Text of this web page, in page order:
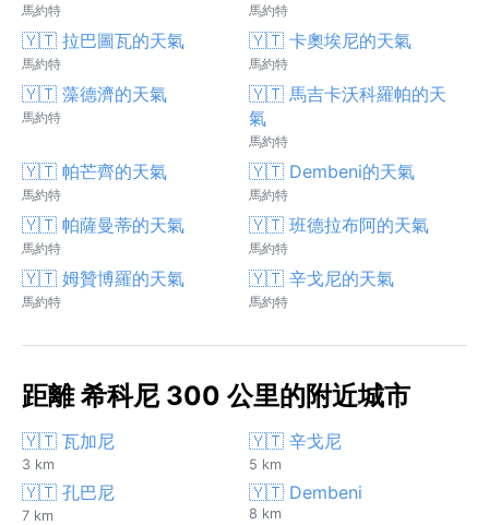
馬約特 馬約特
🇾🇹 拉巴圖瓦的天氣
馬約特
🇾🇹 卡奧埃尼的天氣
馬約特
🇾🇹 藻德濟的天氣
馬約特
🇾🇹 馬吉卡沃科羅帕的天
氣
馬約特
🇾🇹 帕芒齊的天氣
馬約特
🇾🇹 Dembeni的天氣
馬約特
🇾🇹 帕薩曼蒂的天氣
馬約特
🇾🇹 班德拉布阿的天氣
馬約特
🇾🇹 姆贊博羅的天氣
馬約特
🇾🇹 辛戈尼的天氣
馬約特
距離 希科尼 300 公里的附近城市
🇾🇹 瓦加尼
3 km
🇾🇹 辛戈尼
5 km
🇾🇹 孔巴尼
7 km
🇾🇹 Dembeni
8 km